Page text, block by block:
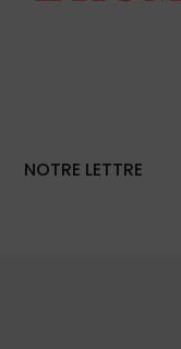
NOTRE LETTRE